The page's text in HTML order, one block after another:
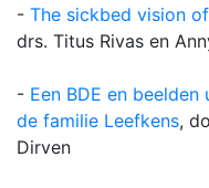
- The sickbed vision
drs. Titus Rivas en
- Een BDE en
de familie Leefkens,
Dirven